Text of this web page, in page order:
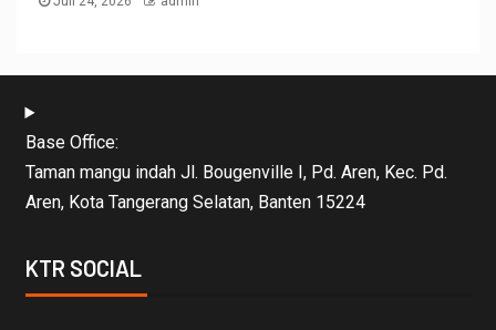
Base Office:
Taman mangu indah Jl. Bougenville I, Pd. Aren, Kec. Pd.
Aren, Kota Tangerang Selatan, Banten 15224
KTR SOCIAL